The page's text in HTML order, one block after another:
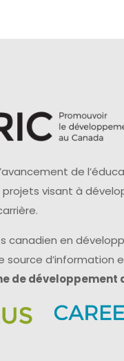
de
projets visant à
canadien en
source d’information
de développement